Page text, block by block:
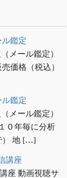
ル鑑定
メール鑑定）
価格（税込）
ル鑑定
メール鑑定）
０年毎に分析
） 地 […]
講座
座 動画視聴サ